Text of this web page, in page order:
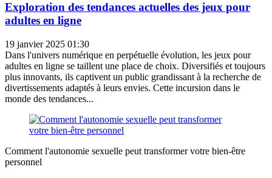
Exploration des tendances actuelles des jeux pour
adultes en ligne
19 janvier 2025 01:30
Dans l'univers numérique en perpétuelle évolution, les jeux pour
adultes en ligne se taillent une place de choix. Diversifiés et toujours
plus innovants, ils captivent un public grandissant à la recherche de
divertissements adaptés à leurs envies. Cette incursion dans le
monde des tendances...
Comment l'autonomie sexuelle peut transformer votre bien-être
personnel